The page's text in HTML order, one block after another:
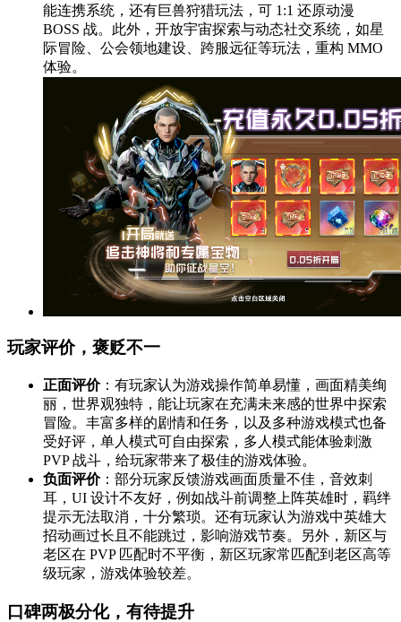
能连携系统，还有巨兽狩猎玩法，可 1:1 还原动漫
BOSS 战。此外，开放宇宙探索与动态社交系统，如星
际冒险、公会领地建设、跨服远征等玩法，重构 MMO
体验。
玩家评价，褒贬不一
正面评价：有玩家认为游戏操作简单易懂，画面精美绚
丽，世界观独特，能让玩家在充满未来感的世界中探索
冒险。丰富多样的剧情和任务，以及多种游戏模式也备
受好评，单人模式可自由探索，多人模式能体验刺激
PVP 战斗，给玩家带来了极佳的游戏体验。
负面评价：部分玩家反馈游戏画面质量不佳，音效刺
耳，UI 设计不友好，例如战斗前调整上阵英雄时，羁绊
提示无法取消，十分繁琐。还有玩家认为游戏中英雄大
招动画过长且不能跳过，影响游戏节奏。另外，新区与
老区在 PVP 匹配时不平衡，新区玩家常匹配到老区高等
级玩家，游戏体验较差。
口碑两极分化，有待提升